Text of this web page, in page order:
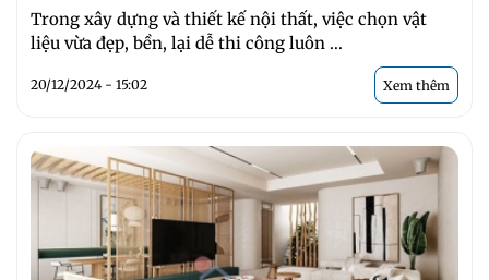
Trong xây dựng và thiết kế nội thất, việc chọn vật
liệu vừa đẹp, bền, lại dễ thi công luôn ...
20/12/2024 - 15:02 Xem thêm